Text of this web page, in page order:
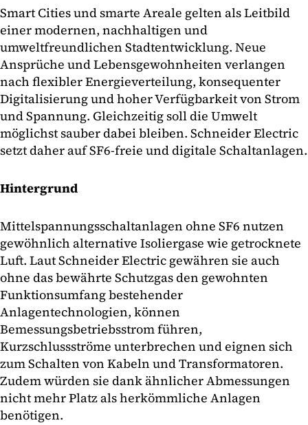
Smart Cities und smarte Areale gelten als Leitbild
einer modernen, nachhaltigen und
umweltfreundlichen Stadtentwicklung. Neue
Ansprüche und Lebensgewohnheiten verlangen
nach flexibler Energieverteilung, konsequenter
Digitalisierung und hoher Verfügbarkeit von Strom
und Spannung. Gleichzeitig soll die Umwelt
möglichst sauber dabei bleiben. Schneider Electric
setzt daher auf SF6-freie und digitale Schaltanlagen.
Hintergrund
Mittelspannungsschaltanlagen ohne SF6 nutzen
gewöhnlich alternative Isoliergase wie getrocknete
Luft. Laut Schneider Electric gewähren sie auch
ohne das bewährte Schutzgas den gewohnten
Funktionsumfang bestehender
Anlagentechnologien, können
Bemessungsbetriebsstrom führen,
Kurzschlussströme unterbrechen und eignen sich
zum Schalten von Kabeln und Transformatoren.
Zudem würden sie dank ähnlicher Abmessungen
nicht mehr Platz als herkömmliche Anlagen
benötigen.